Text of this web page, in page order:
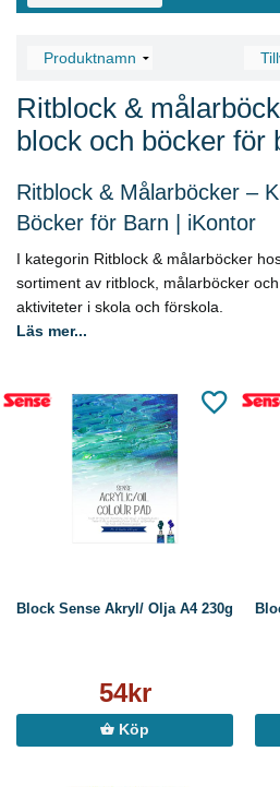
Ritblock &
block och böcker för
Ritblock & Målarböcker –
Böcker för Barn | iKontor
I kategorin Ritblock & målarböcker
sortiment av ritblock, målarböcker
aktiviteter i skola och förskola.
Läs mer...
Block Sense Akryl/ Olja A4 230g
54kr
Köp